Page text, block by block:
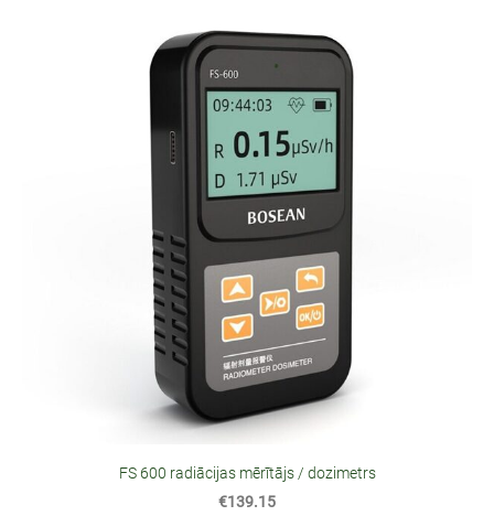
FS 600 radiācijas mērītājs / dozimetrs
€139.15